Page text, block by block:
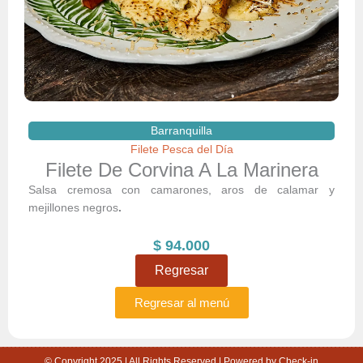
Barranquilla
Filete Pesca del Día
Filete De Corvina A La Marinera
Salsa cremosa con camarones, aros de calamar y
mejillones negros.
$ 94.000
Regresar
Regresar al menú